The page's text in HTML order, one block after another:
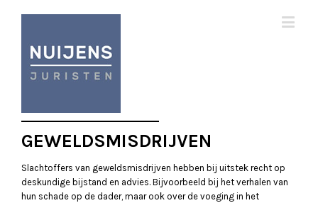
GEWELDSMISDRIJVEN
Slachtoffers van geweldsmisdrijven hebben bij uitstek recht op
deskundige bijstand en advies. Bijvoorbeeld bij het verhalen van
hun schade op de dader, maar ook over de voeging in het